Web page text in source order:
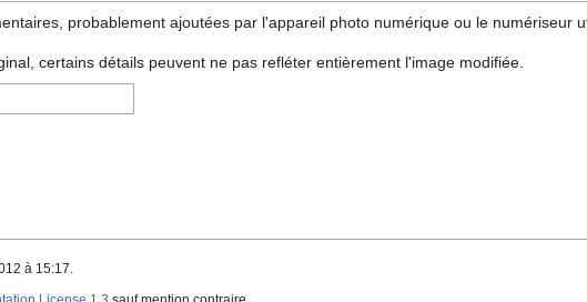
probablement ajoutées par l'appareil photo numérique ou le numériseur
certains détails peuvent ne pas refléter entièrement l'image modifiée.
à 15:17.